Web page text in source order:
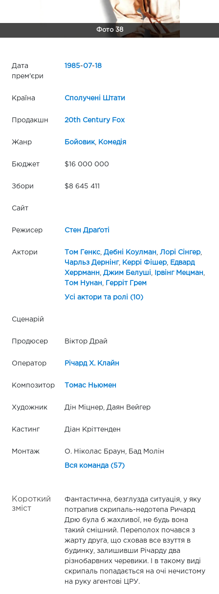
Фото 38
Дата
прем'єри
1985-07-18
Країна Сполучені Штати
Продакшн 20th Century Fox
Жанр Бойовик, Комедія
Бюджет $16 000 000
Збори $8 645 411
Сайт
Режисер Стен Драґоті
Актори Том Генкс, Дебні Коулман Лорі Сінгер,
Чарльз Дернінг, Керрі Фішер,
Едвард
Херрманн
Джим Белуші Ірвінг Мецман
Том Нунан
Герріт Грем
Усі актори та ролі (10)
Сценарій
Продюсер Віктор Драй
Оператор Річард Х. Клайн
Композитор Томас Ньюмен
Художник Дін Міцнер, Даян Вейгер
Кастинг Діан Кріттенден
Монтаж О. Ніколас Браун, Бад Молін
Вся команда (57)
Короткий
зміст
Фантастична, безглузда ситуація, у яку
потрапив скрипаль-недотепа Ричард
Дрю була б жахливої, не будь вона
такий смішний. Переполох почався з
жарту друга, що сховав все взуття в
будинку, залишивши Річарду два
різнобарвних черевики. І в такому виді
скрипаль попадається на очі нечистому
на руку агентові ЦРУ.